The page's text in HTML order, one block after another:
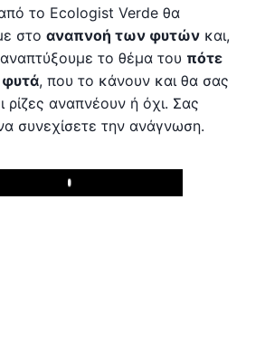
το Ecologist Verde θα
στο αναπνοή των φυτών και,
αναπτύξουμε το θέμα του πότε
, που το κάνουν και θα σας
ρίζες αναπνέουν ή όχι. Σας
συνεχίσετε την ανάγνωση.
Play